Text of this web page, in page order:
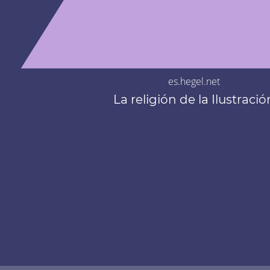
es.hegel.net
La religión de la